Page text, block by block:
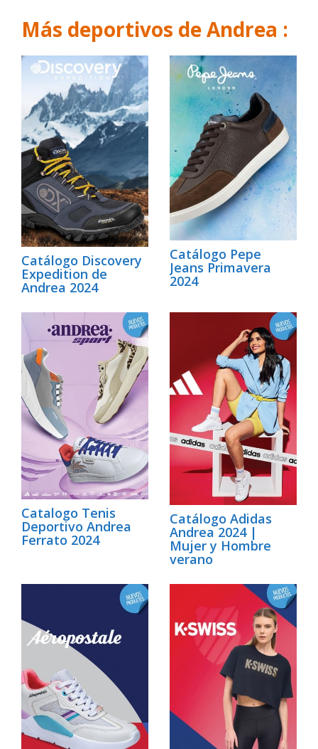
Más deportivos de Andrea :
Catálogo Discovery
Expedition de
Andrea 2024
Catálogo Pepe
Jeans Primavera
2024
Catalogo Tenis
Deportivo Andrea
Ferrato 2024
Catálogo Adidas
Andrea 2024 |
Mujer y Hombre
verano